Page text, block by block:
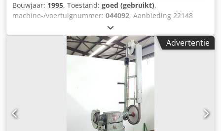
Bouwjaar: 1995, Toestand: goed (gebruikt),
machine-/voertuignummer: 044092, Aanbieding 22148
Technische gegevens: Chodpfx Aeiba R Nefija - Diameter
slijpschijf ca. 200 mm - Breedte slijpschijf ca. 25 mm -
Diameter slijpschijf ca. 51 mm - Wiel snelheid 1450 rpm -
Aandrijving 400 V / 0,7 kW - Benodigde ruimte ca. B 600 x H
400 x D 350 mm - Gewicht ca. 30 kg - Console voor
Advertentie